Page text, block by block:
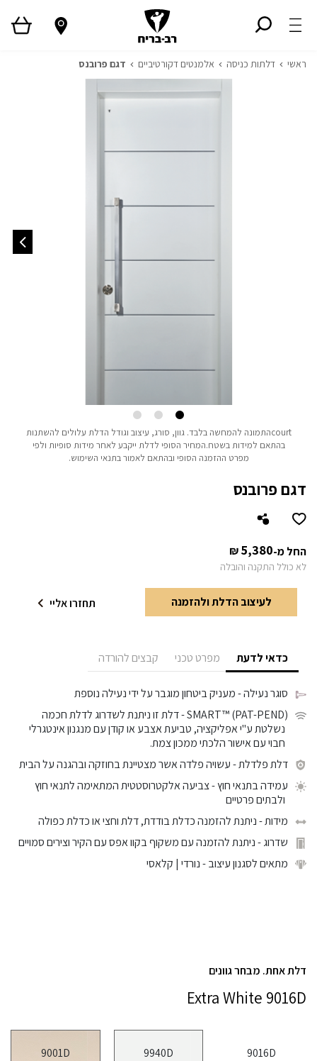
ראשי דלתות כניסה אלמנטים דקורטיביים דגם פרובנס
דגם פרובנס
החל מ- ₪5,380
לא כולל התקנה והובלה
לעיצוב הדלת ולהזמנה תחזרו אליי
כדאי לדעת מפרט טכני קבצים להורדה
סוגר נעילה- מעניק ביטחון מוגבר על ידי נעילה נוספת
SMART™ (PAT-PEND)- דלת זו ניתנת לשדרוג לדלת חכמה
נשלטת ע"י אפליקציה, טביעת אצבע או קודן עם מנגנון אינטגרלי
חבוי עם אישור הלכתי ממכון צמת.
דלת פלדלת- עשויה פלדה אשר מצטיינת בחוזקה ובהגנה על הבית
עמידה בתנאי חוץ- צביעה אלקטרוסטטית המתאימה לתנאי חוץ
ולבתים פרטיים
מידות- ניתנת להזמנה כדלת בודדת, דלת וחצי או כדלת כפולה
שדרוג- ניתנת להזמנה עם משקוף בקוו אפס עם הקיר וצירים סמויים
מתאים לסגנון עיצוב- נורדי | קלאסי
courtהתמונה להמחשה בלבד.
גוון, סורג, עיצוב וגודל הדלת עלולים להשתנות
בהתאם למידות בשטח.המחיר הסופי לדלת ייקבע לאחר מידות סופיות ולפי
מפרט ההזמנה הסופי ובהתאם לאמור בתנאי השימוש.
9016D
9940D
9001D
דלת אחת. מבחר גוונים
Extra White 9016D